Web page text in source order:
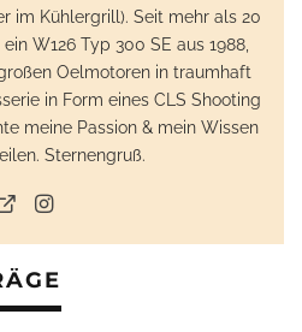
im Kühlergrill). Seit mehr als 20
W126 Typ 300 SE aus 1988,
Oelmotoren in traumhaft
in Form eines CLS Shooting
meine Passion & mein Wissen
Sternengruß.